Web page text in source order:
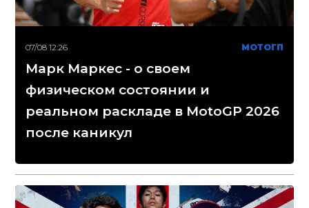
07/08 12:26 МОТОГП
Марк Маркес - о своем
физическом состоянии и
реальном раскладе в MotoGP 2026
после каникул